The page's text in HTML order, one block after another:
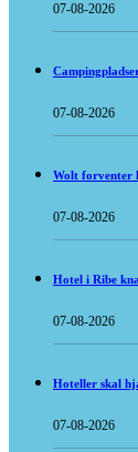
07-08-2026
07-08-2026
Wolt forventer
07-08-2026
Hotel i Ribe
07-08-2026
Hoteller skal
07-08-2026